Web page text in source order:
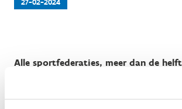
27-02-2024
Alle sportfederaties, meer dan de
Vlaamse gemeenten en nu al meer
leerlingen sporten extra in het kader